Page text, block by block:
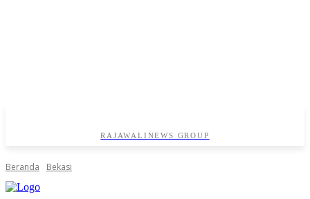
RAJAWALINEWS GROUP
Beranda Bekasi